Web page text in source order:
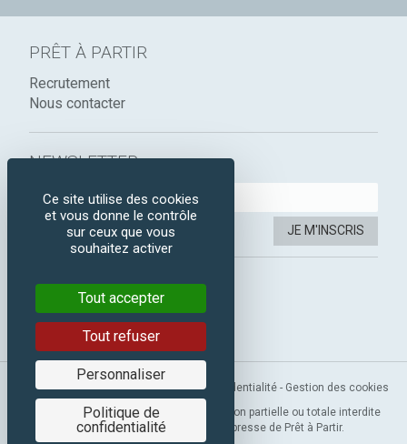
PRÊT À PARTIR
Recrutement
Nous contacter
NEWSLETTER :
JE M'INSCRIS
SUIVEZ-NOUS :
Facebook
Instagram
Mentions légales-CGV-Politique de confidentialité - Gestion des cookies
Copyright 2019 © Prêt à Partir. Reproduction partielle ou totale interdite
sans l’autorisation préalable et expresse de Prêt à Partir.
Ce site utilise des cookies
et vous donne le contrôle
sur ceux que vous
souhaitez activer
Tout accepter
Tout refuser
Personnaliser
Politique de
confidentialité